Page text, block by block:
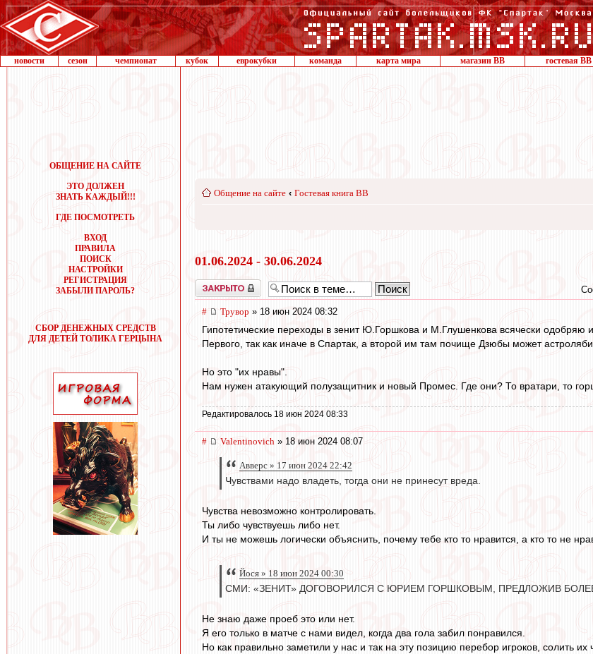
новости сезон чемпионат кубок еврокубки команда карта мира магазин ВВ гостевая ВВ
ОБЩЕНИЕ НА САЙТЕ
ЭТО ДОЛЖЕН
ЗНАТЬ КАЖДЫЙ!!!
ГДЕ ПОСМОТРЕТЬ
ВХОД
ПРАВИЛА
ПОИСК
НАСТРОЙКИ
РЕГИСТРАЦИЯ
ЗАБЫЛИ ПАРОЛЬ?
СБОР ДЕНЕЖНЫХ СРЕДСТВ
ДЛЯ ДЕТЕЙ ТОЛИКА ГЕРЦЫНА
Общение на сайте ‹ Гостевая книга ВВ
01.06.2024 - 30.06.2024
Закрыто
# Трувор » 18 июн 2024 08:32
Гипотетические переходы в зенит Ю.Горшкова и М.Глушенкова всячески одобряю
Первого, так как иначе в Спартак, а второй им там почище Дзюбы может
Но это "их нравы".
Нам нужен атакующий полузащитник и новый Промес. Где они? То вратари, то
Редактировалось 18 июн 2024 08:33
# Valentinovich » 18 июн 2024 08:07
Авверс » 17 июн 2024 22:42
Чувствами надо владеть, тогда они не принесут вреда.
Чувства невозможно контролировать.
Ты либо чувствуешь либо нет.
И ты не можешь логически объяснить, почему тебе кто то нравится, а кто то не
Йося » 18 июн 2024 00:30
СМИ: «ЗЕНИТ» ДОГОВОРИЛСЯ С ЮРИЕМ ГОРШКОВЫМ, ПРЕДЛОЖИВ
Не знаю даже проеб это или нет.
Я его только в матче с нами видел, когда два гола забил понравился.
Но как правильно заметили у нас и так на эту позицию перебор игроков, солить их